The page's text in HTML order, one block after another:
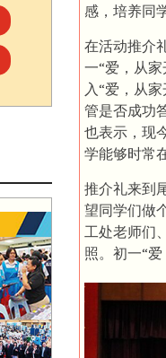
感，培养同
在活动推介
一“爱，从
入“爱，从
管是否成功
也表示，现
学能够时常
推介礼来到
望同学们做
工处老师们
照。初一“